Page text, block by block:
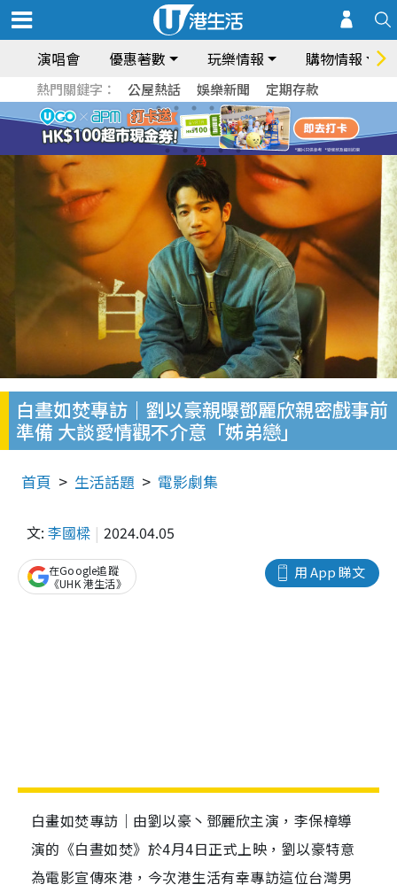
演唱會 優惠著數 玩樂情報 購物情報
熱門關鍵字： 公屋熱話 娛樂新聞 定期存款
白晝如焚專訪｜劉以豪親曝鄧麗欣親密戲事前
準備 大談愛情觀不介意「姊弟戀」
首頁 生活話題 電影劇集
文: 李國樑 2024.04.05
用 App 睇文
在Google追蹤
《UHK 港生活》
白畫如焚專訪｜由劉以豪丶鄧麗欣主演，李保樟導
演的《白晝如焚》於4月4日正式上映，劉以豪特意
為電影宣傳來港，今次港生活有幸專訪這位台灣男